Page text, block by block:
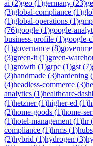
ai (2)geo (1)germany (23)
(3)global-compliance (1)
(1)global-operations (1)gmp
(76)google (1)google-
business-profile (1)google-
(1)governance (8)
(3)green-it (1)green-
(1)growth (1)grpc (1)gst (7)
(2)handmade (3)hardening (
(4)headless-commerce (3)
analytics (1)healthcare-
(1)hetzner(1)higher-ed (1)
(2)home-goods (1)home-
(1)hotel-management (1)hr(
compliance (1)hrms (1)
(2)hybrid (1)hydrogen (3)